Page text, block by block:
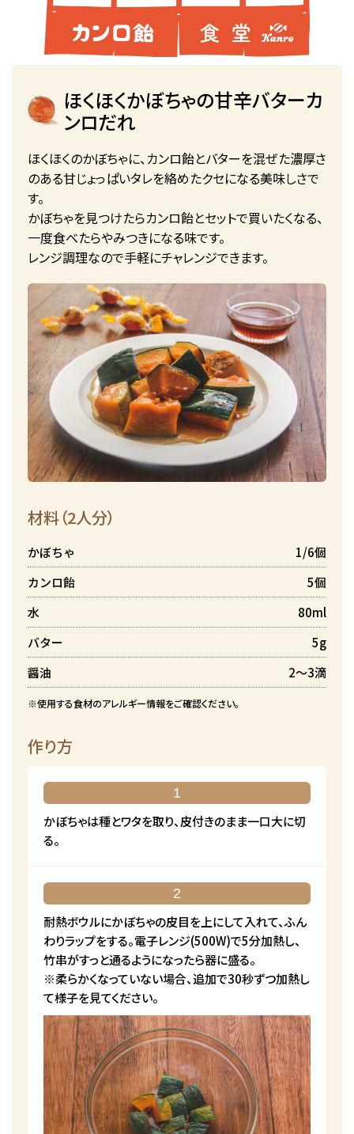
ほくほくかぼちゃの甘辛バターカ
ンロだれ
ほくほくのかぼちゃに、カンロ飴とバターを混ぜた濃厚さ
のある甘じょっぱいタレを絡めたクセになる美味しさで
す。
かぼちゃを見つけたらカンロ飴とセットで買いたくなる、
一度食べたらやみつきになる味です。
レンジ調理なので手軽にチャレンジできます。
材料（2人分）
かぼちゃ
1/6個
カンロ飴
5個
水
80ml
バター
5g
醤油
2～3滴
※使用する食材のアレルギー情報をご確認ください。
作り方
1
かぼちゃは種とワタを取り、皮付きのまま一口大に切
る。
2
耐熱ボウルにかぼちゃの皮目を上にして入れて、ふん
わりラップをする。電子レンジ(500W)で5分加熱し、
竹串がすっと通るようになったら器に盛る。
※柔らかくなっていない場合、追加で30秒ずつ加熱し
て様子を見てください。